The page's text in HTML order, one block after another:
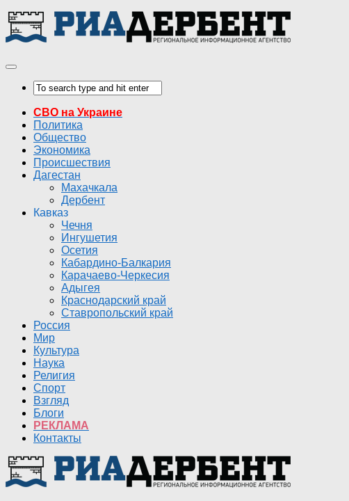
СВО на Украине
Политика
Общество
Экономика
Происшествия
Дагестан
Махачкала
Дербент
Кавказ
Чечня
Ингушетия
Осетия
Кабардино-Балкария
Карачаево-Черкесия
Адыгея
Краснодарский край
Ставропольский край
Россия
Мир
Культура
Наука
Религия
Спорт
Взгляд
Блоги
РЕКЛАМА
Контакты